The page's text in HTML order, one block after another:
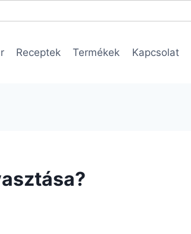
Receptek Termékek Kapcsolat